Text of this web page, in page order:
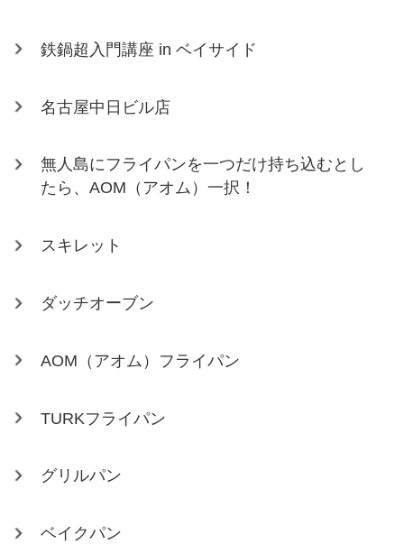
鉄鍋超入門講座 in ベイサイド
名古屋中日ビル店
無人島にフライパンを一つだけ持ち込むとし
たら、AOM（アオム）一択！
スキレット
ダッチオーブン
AOM（アオム）フライパン
TURKフライパン
グリルパン
ベイクパン